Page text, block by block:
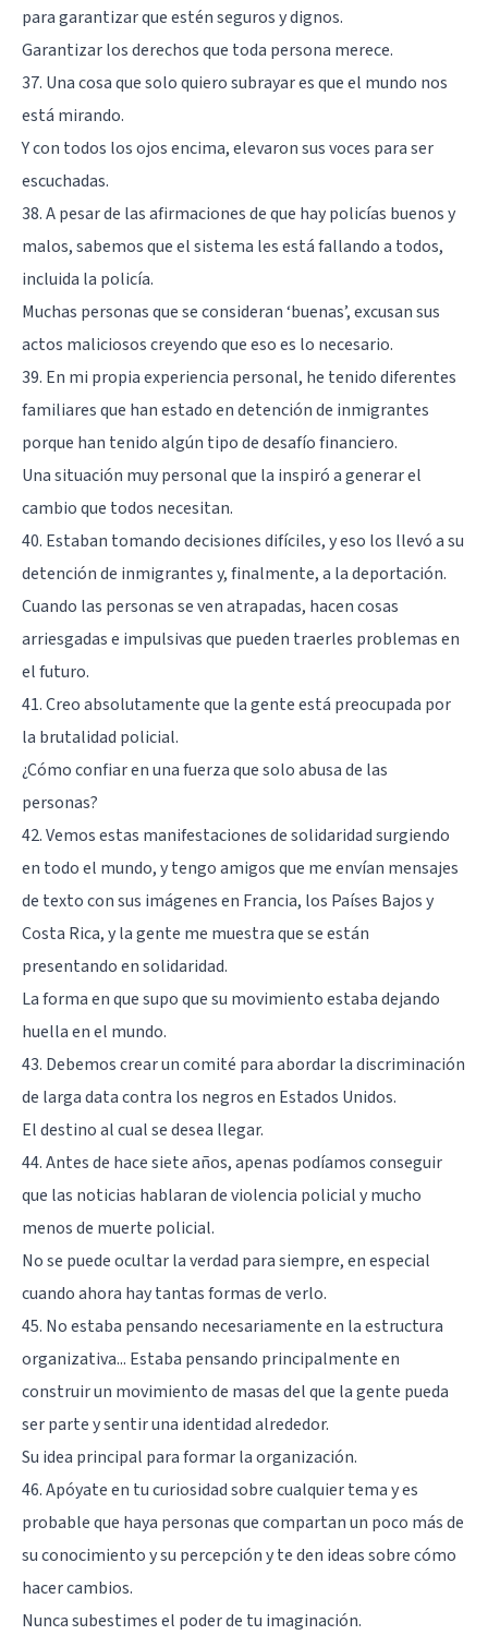
para garantizar que estén seguros y dignos.
Garantizar los derechos que toda persona merece.
37. Una cosa que solo quiero subrayar es que el mundo nos
está mirando.
Y con todos los ojos encima, elevaron sus voces para ser
escuchadas.
38. A pesar de las afirmaciones de que hay policías buenos y
malos, sabemos que el sistema les está fallando a todos,
incluida la policía.
Muchas personas que se consideran ‘buenas’, excusan sus
actos maliciosos creyendo que eso es lo necesario.
39. En mi propia experiencia personal, he tenido diferentes
familiares que han estado en detención de inmigrantes
porque han tenido algún tipo de desafío financiero.
Una situación muy personal que la inspiró a generar el
cambio que todos necesitan.
40. Estaban tomando decisiones difíciles, y eso los llevó a su
detención de inmigrantes y, finalmente, a la deportación.
Cuando las personas se ven atrapadas, hacen cosas
arriesgadas e impulsivas que pueden traerles problemas en
el futuro.
41. Creo absolutamente que la gente está preocupada por
la brutalidad policial.
¿Cómo confiar en una fuerza que solo abusa de las
personas?
42. Vemos estas manifestaciones de solidaridad surgiendo
en todo el mundo, y tengo amigos que me envían mensajes
de texto con sus imágenes en Francia, los Países Bajos y
Costa Rica, y la gente me muestra que se están
presentando en solidaridad.
La forma en que supo que su movimiento estaba dejando
huella en el mundo.
43. Debemos crear un comité para abordar la discriminación
de larga data contra los negros en Estados Unidos.
El destino al cual se desea llegar.
44. Antes de hace siete años, apenas podíamos conseguir
que las noticias hablaran de violencia policial y mucho
menos de muerte policial.
No se puede ocultar la verdad para siempre, en especial
cuando ahora hay tantas formas de verlo.
45. No estaba pensando necesariamente en la estructura
organizativa... Estaba pensando principalmente en
construir un movimiento de masas del que la gente pueda
ser parte y sentir una identidad alrededor.
Su idea principal para formar la organización.
46. Apóyate en tu curiosidad sobre cualquier tema y es
probable que haya personas que compartan un poco más de
su conocimiento y su percepción y te den ideas sobre cómo
hacer cambios.
Nunca subestimes el poder de tu imaginación.